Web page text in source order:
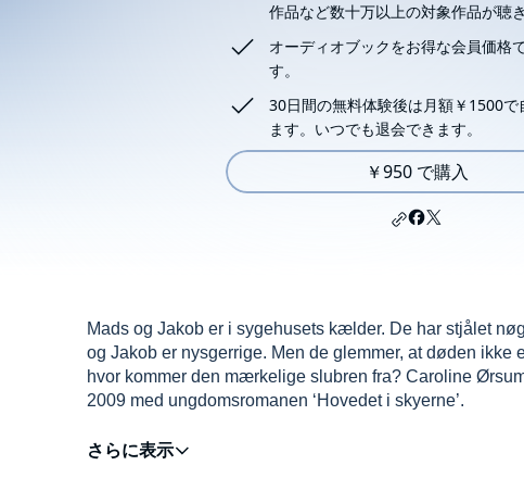
作品など数十万以上の対象作品が聴き
オーディオブックをお得な会員価格
す。
30日間の無料体験後は月額￥1500で
ます。いつでも退会できます。
￥950 で購入
Mads og Jakob er i sygehusets kælder. De har stjålet
og Jakob er nysgerrige. Men de glemmer, at døden ikke
hvor kommer den mærkelige slubren fra? Caroline
2009 med ungdomsromanen ‘Hovedet i skyerne’.
©2019 Lindhardt og Ringhof (P)2019 Lindhardt og